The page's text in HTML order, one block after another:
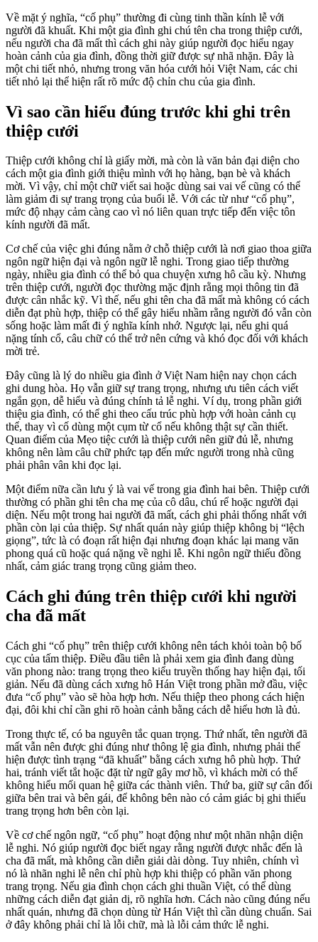
Về mặt ý nghĩa, “cố phụ” thường đi cùng tinh thần kính lễ với
người đã khuất. Khi một gia đình ghi chú tên cha trong thiệp cưới,
nếu người cha đã mất thì cách ghi này giúp người đọc hiểu ngay
hoàn cảnh của gia đình, đồng thời giữ được sự nhã nhặn. Đây là
một chi tiết nhỏ, nhưng trong văn hóa cưới hỏi Việt Nam, các chi
tiết nhỏ lại thể hiện rất rõ mức độ chỉn chu của gia đình.
Vì sao cần hiểu đúng trước khi ghi trên
thiệp cưới
Thiệp cưới không chỉ là giấy mời, mà còn là văn bản đại diện cho
cách một gia đình giới thiệu mình với họ hàng, bạn bè và khách
mời. Vì vậy, chỉ một chữ viết sai hoặc dùng sai vai vế cũng có thể
làm giảm đi sự trang trọng của buổi lễ. Với các từ như “cố phụ”,
mức độ nhạy cảm càng cao vì nó liên quan trực tiếp đến việc tôn
kính người đã mất.
Cơ chế của việc ghi đúng nằm ở chỗ thiệp cưới là nơi giao thoa giữa
ngôn ngữ hiện đại và ngôn ngữ lễ nghi. Trong giao tiếp thường
ngày, nhiều gia đình có thể bỏ qua chuyện xưng hô cầu kỳ. Nhưng
trên thiệp cưới, người đọc thường mặc định rằng mọi thông tin đã
được cân nhắc kỹ. Vì thế, nếu ghi tên cha đã mất mà không có cách
diễn đạt phù hợp, thiệp có thể gây hiểu nhầm rằng người đó vẫn còn
sống hoặc làm mất đi ý nghĩa kính nhớ. Ngược lại, nếu ghi quá
nặng tính cổ, câu chữ có thể trở nên cứng và khó đọc đối với khách
mời trẻ.
Đây cũng là lý do nhiều gia đình ở Việt Nam hiện nay chọn cách
ghi dung hòa. Họ vẫn giữ sự trang trọng, nhưng ưu tiên cách viết
ngắn gọn, dễ hiểu và đúng chính tả lễ nghi. Ví dụ, trong phần giới
thiệu gia đình, có thể ghi theo cấu trúc phù hợp với hoàn cảnh cụ
thể, thay vì cố dùng một cụm từ cổ nếu không thật sự cần thiết.
Quan điểm của Mẹo tiệc cưới là thiệp cưới nên giữ đủ lễ, nhưng
không nên làm câu chữ phức tạp đến mức người trong nhà cũng
phải phân vân khi đọc lại.
Một điểm nữa cần lưu ý là vai vế trong gia đình hai bên. Thiệp cưới
thường có phần ghi tên cha mẹ của cô dâu, chú rể hoặc người đại
diện. Nếu một trong hai người đã mất, cách ghi phải thống nhất với
phần còn lại của thiệp. Sự nhất quán này giúp thiệp không bị “lệch
giọng”, tức là có đoạn rất hiện đại nhưng đoạn khác lại mang văn
phong quá cũ hoặc quá nặng về nghi lễ. Khi ngôn ngữ thiếu đồng
nhất, cảm giác trang trọng cũng giảm theo.
Cách ghi đúng trên thiệp cưới khi người
cha đã mất
Cách ghi “cố phụ” trên thiệp cưới không nên tách khỏi toàn bộ bố
cục của tấm thiệp. Điều đầu tiên là phải xem gia đình đang dùng
văn phong nào: trang trọng theo kiểu truyền thống hay hiện đại, tối
giản. Nếu đã dùng cách xưng hô Hán Việt trong phần mở đầu, việc
đưa “cố phụ” vào sẽ hòa hợp hơn. Nếu thiệp theo phong cách hiện
đại, đôi khi chỉ cần ghi rõ hoàn cảnh bằng cách dễ hiểu hơn là đủ.
Trong thực tế, có ba nguyên tắc quan trọng. Thứ nhất, tên người đã
mất vẫn nên được ghi đúng như thông lệ gia đình, nhưng phải thể
hiện được tình trạng “đã khuất” bằng cách xưng hô phù hợp. Thứ
hai, tránh viết tắt hoặc đặt từ ngữ gây mơ hồ, vì khách mời có thể
không hiểu mối quan hệ giữa các thành viên. Thứ ba, giữ sự cân đối
giữa bên trai và bên gái, để không bên nào có cảm giác bị ghi thiếu
trang trọng hơn bên còn lại.
Về cơ chế ngôn ngữ, “cố phụ” hoạt động như một nhãn nhận diện
lễ nghi. Nó giúp người đọc biết ngay rằng người được nhắc đến là
cha đã mất, mà không cần diễn giải dài dòng. Tuy nhiên, chính vì
nó là nhãn nghi lễ nên chỉ phù hợp khi thiệp có phần văn phong
trang trọng. Nếu gia đình chọn cách ghi thuần Việt, có thể dùng
những cách diễn đạt giản dị, rõ nghĩa hơn. Cách nào cũng đúng nếu
nhất quán, nhưng đã chọn dùng từ Hán Việt thì cần dùng chuẩn. Sai
ở đây không phải chỉ là lỗi chữ, mà là lỗi cảm thức lễ nghi.